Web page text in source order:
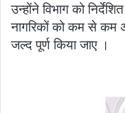
उन्होंने विभाग को
नागरिकों को कम से कम
जल्द पूर्ण किया जाए ।